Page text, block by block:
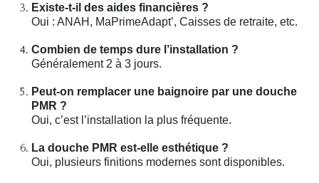
Existe-t-il des aides financières ?
Oui : ANAH, MaPrimeAdapt’, Caisses de retraite, etc.
Combien de temps dure l’installation ?
Généralement 2 à 3 jours.
Peut-on remplacer une baignoire par une douche
PMR ?
Oui, c’est l’installation la plus fréquente.
La douche PMR est-elle esthétique ?
Oui, plusieurs finitions modernes sont disponibles.